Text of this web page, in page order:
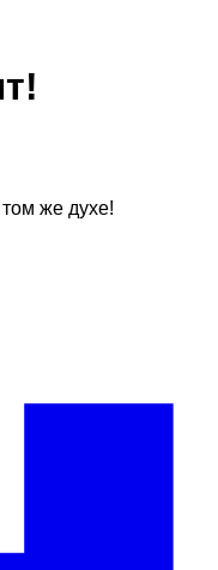
же духе!